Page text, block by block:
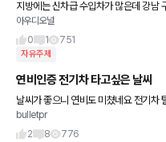
지방에는 신차급 수입차가 많은데 강남
더라
아우디오널
0
1 751
자유주제
연비인증 전기차 타고싶은 날씨
날씨가 좋으니 연비도 미쳤네요 전기차 탈만하시겠네요 A6 45TDI
bulletpr
2
8 776